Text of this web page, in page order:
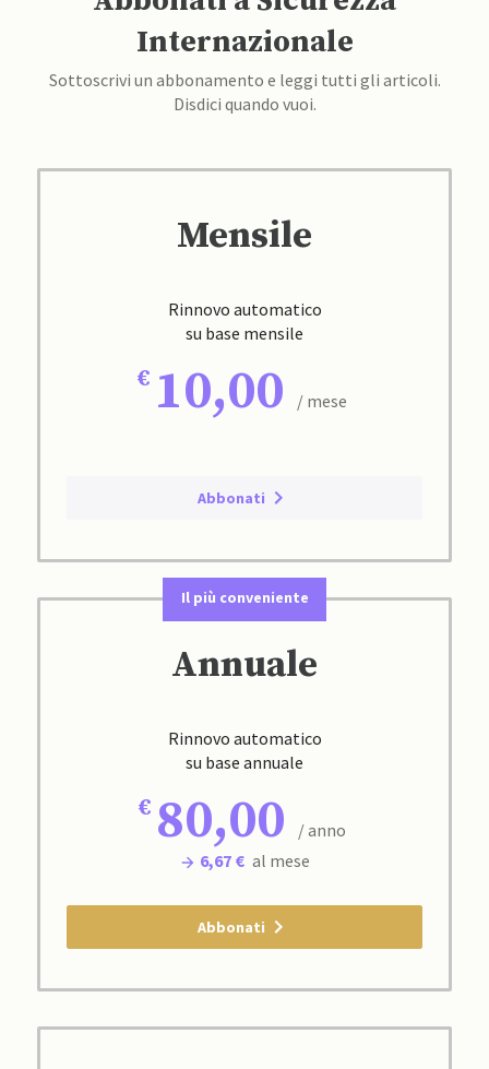
Internazionale
Sottoscrivi un abbonamento e leggi tutti gli articoli.
Disdici quando vuoi.
Mensile
Rinnovo automatico
su base mensile
10,00 / mese
Abbonati
Il più conveniente
Annuale
Rinnovo automatico
su base annuale
80,00
/ anno
6,67 € al mese
Abbonati